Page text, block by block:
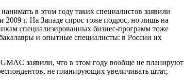
в этом году таких специалистов заявили
г. На Западе спрос тоже подрос, но лишь на
специализированных бизнес-программ тоже
и опытные специалисты: в России их
заявили, что в этом году вообще не планируют
не планирующих увеличивать штат,